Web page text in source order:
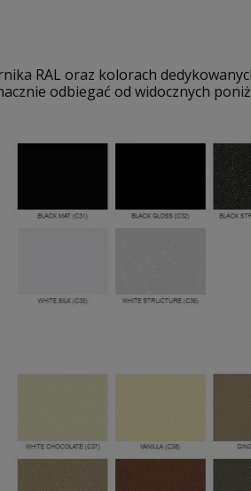
RAL oraz kolorach
odbiegać od widocznych